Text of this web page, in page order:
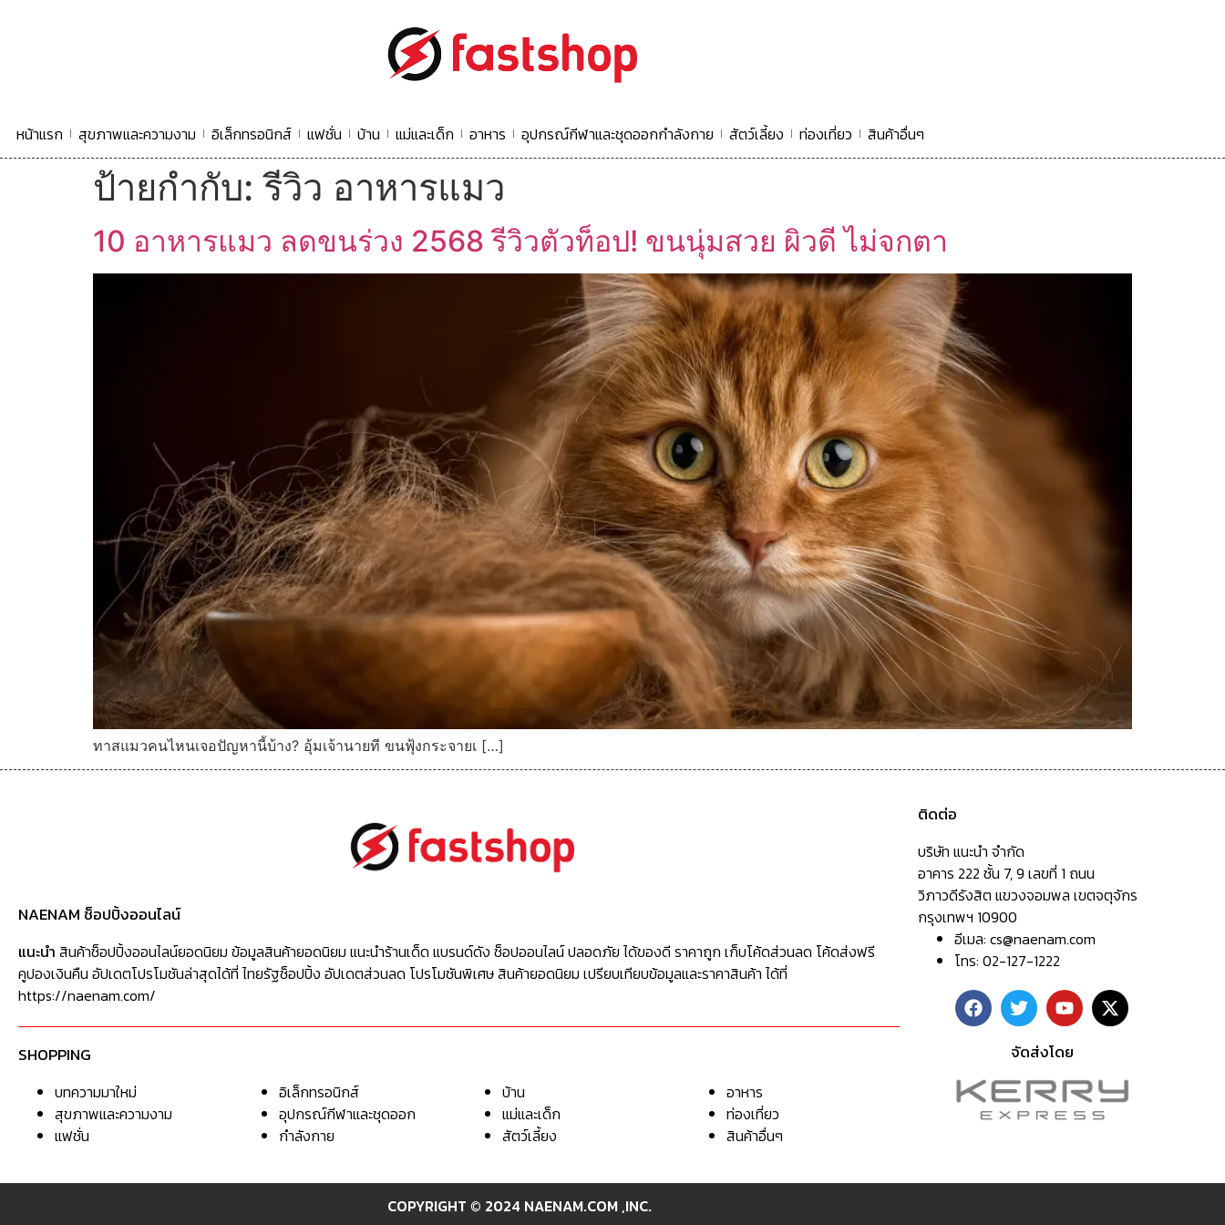
หน้าแรก สุขภาพและความงาม อิเล็กทรอนิกส์ แฟชั่น บ้าน แม่และเด็ก อาหาร อุปกรณ์กีฬาและชุดออกกำลังกาย สัตว์เลี้ยง ท่องเที่ยว สินค้าอื่นๆ
ป้ายกำกับ:รีวิว อาหารแมว
10 อาหารแมว ลดขนร่วง 2568 รีวิวตัวท็อป! ขนนุ่มสวย ผิวดี ไม่จกตา
ทาสแมวคนไหนเจอปัญหานี้บ้าง? อุ้มเจ้านายที ขนฟุ้งกระจายเ […]
NAENAM ช็อปปิ้งออนไลน์
แนะนำ สินค้าช็อปปิ้งออนไลน์ยอดนิยม ข้อมูลสินค้ายอดนิยม แนะนำร้านเด็ด แบรนด์ดัง ช็อปออนไลน์ ปลอดภัย ได้ของดี ราคาถูก เก็บโค้ดส่วนลด โค้ดส่งฟรี
คูปองเงินคืน อัปเดตโปรโมชันล่าสุดได้ที่ ไทยรัฐช็อปปิ้ง อัปเดตส่วนลด โปรโมชันพิเศษ สินค้ายอดนิยม เปรียบเทียบข้อมูลและราคาสินค้า ได้ที่
https://naenam.com/
SHOPPING
บทความมาใหม่
สุขภาพและความงาม
แฟชั่น
อิเล็กทรอนิกส์
อุปกรณ์กีฬาและชุดออก
กำลังกาย
บ้าน
แม่และเด็ก
สัตว์เลี้ยง
อาหาร
ท่องเที่ยว
สินค้าอื่นๆ
ติดต่อ
บริษัท แนะนำ จำกัด
อาคาร 222 ชั้น 7, 9 เลขที่ 1 ถนน
วิภาวดีรังสิต แขวงจอมพล เขตจตุจักร
กรุงเทพฯ 10900
อีเมล: cs@naenam.com
โทร: 02-127-1222
จัดส่งโดย
COPYRIGHT © 2024 NAENAM.COM ,INC.